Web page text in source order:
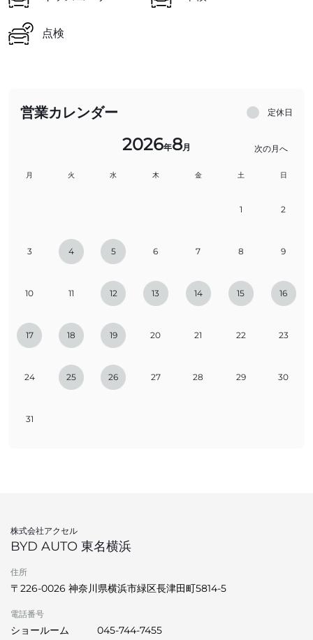
点検
営業カレンダー 定休日
2026年8月 次の月へ
月 火 水 木 金 土 日
1 2
3 4 5 6 7 8 9
10 11 12 13 14 15 16
17 18 19 20 21 22 23
24 25 26 27 28 29 30
31
株式会社アクセル
BYD AUTO 東名横浜
住所
〒226-0026 神奈川県横浜市緑区長津田町5814-5
電話番号
ショールーム
045-744-7455